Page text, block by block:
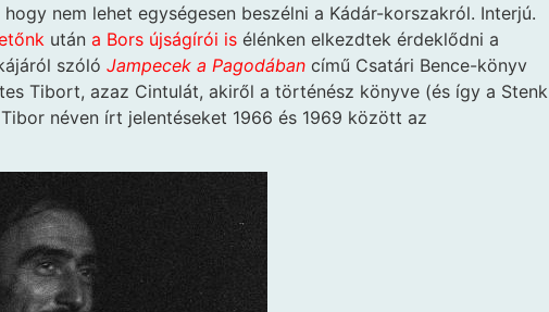
nem lehet egységesen beszélni a Kádár-korszakról. Interjú.
után a Bors újságírói is élénken elkezdtek érdeklődni a
szóló Jampecek a Pagodában című Csatári Bence-könyv
Tibort, azaz Cintulát, akiről a történész könyve (és így a Stenk
néven írt jelentéseket 1966 és 1969 között az